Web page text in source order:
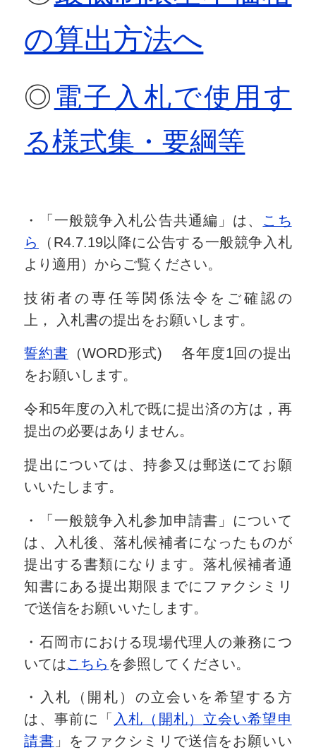
の算出方法へ
◎ 電子入札で使用す
る様式集・要綱等
・「一般競争入札公告共通編」は、 こち
ら
（R4.7.19以降に公告する一般競争入札
より適用）からご覧ください。
技術者の専任等関係法令をご確認の
上， 入札書の提出をお願いします。
誓約書 （WORD形式) 各年度1回の提出
をお願いします。
令和5年度の入札で既に提出済の方は，再
提出の必要はありません。
提出については、持参又は郵送にてお願
いいたします。
・「一般競争入札参加申請書」について
は、入札後、落札候補者になったものが
提出する書類になります。落札候補者通
知書にある提出期限までにファクシミリ
で送信をお願いいたします。
・石岡市における現場代理人の兼務につ
いてはこちら を参照してください。
・入札（開札）の立会いを希望する方
は、事前に「 入札（開札）立会い希望申
請書 」をファクシミリで送信をお願いい